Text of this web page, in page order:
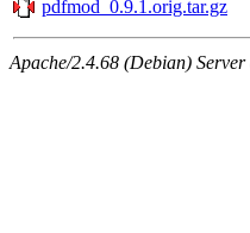
pdfmod_0.9.1.orig.tar.gz
Apache/2.4.68 (Debian)